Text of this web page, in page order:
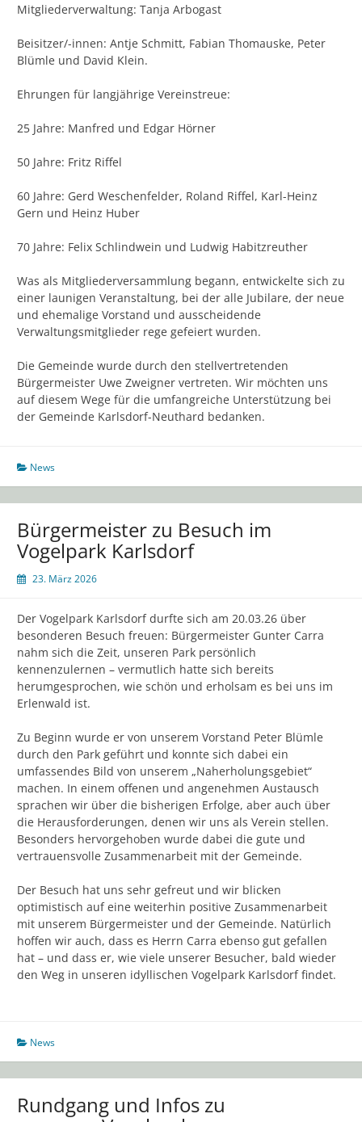
Mitgliederverwaltung: Tanja Arbogast
Beisitzer/-innen: Antje Schmitt, Fabian Thomauske, Peter
Blümle und David Klein.
Ehrungen für langjährige Vereinstreue:
25 Jahre: Manfred und Edgar Hörner
50 Jahre: Fritz Riffel
60 Jahre: Gerd Weschenfelder, Roland Riffel, Karl-Heinz
Gern und Heinz Huber
70 Jahre: Felix Schlindwein und Ludwig Habitzreuther
Was als Mitgliederversammlung begann, entwickelte sich zu
einer launigen Veranstaltung, bei der alle Jubilare, der neue
und ehemalige Vorstand und ausscheidende
Verwaltungsmitglieder rege gefeiert wurden.
Die Gemeinde wurde durch den stellvertretenden
Bürgermeister Uwe Zweigner vertreten. Wir möchten uns
auf diesem Wege für die umfangreiche Unterstützung bei
der Gemeinde Karlsdorf-Neuthard bedanken.
News
Bürgermeister zu Besuch im
Vogelpark Karlsdorf
23. März 2026
Der Vogelpark Karlsdorf durfte sich am 20.03.26 über
besonderen Besuch freuen: Bürgermeister Gunter Carra
nahm sich die Zeit, unseren Park persönlich
kennenzulernen – vermutlich hatte sich bereits
herumgesprochen, wie schön und erholsam es bei uns im
Erlenwald ist.
Zu Beginn wurde er von unserem Vorstand Peter Blümle
durch den Park geführt und konnte sich dabei ein
umfassendes Bild von unserem „Naherholungsgebiet“
machen. In einem offenen und angenehmen Austausch
sprachen wir über die bisherigen Erfolge, aber auch über
die Herausforderungen, denen wir uns als Verein stellen.
Besonders hervorgehoben wurde dabei die gute und
vertrauensvolle Zusammenarbeit mit der Gemeinde.
Der Besuch hat uns sehr gefreut und wir blicken
optimistisch auf eine weiterhin positive Zusammenarbeit
mit unserem Bürgermeister und der Gemeinde. Natürlich
hoffen wir auch, dass es Herrn Carra ebenso gut gefallen
hat – und dass er, wie viele unserer Besucher, bald wieder
den Weg in unseren idyllischen Vogelpark Karlsdorf findet.
News
Rundgang und Infos zu